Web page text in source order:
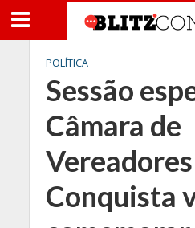
POLÍTICA
Sessão
Câmara de
Conquista